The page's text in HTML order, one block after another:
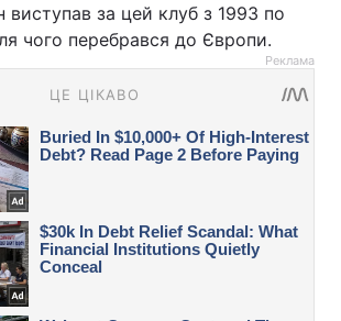
виступав за цей клуб з 1993 по
чого перебрався до Європи.
Реклама